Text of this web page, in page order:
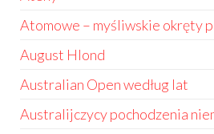
Atomowe – myśliwskie okręty
August Hlond
Australian Open według lat
Australijczycy pochodzenia